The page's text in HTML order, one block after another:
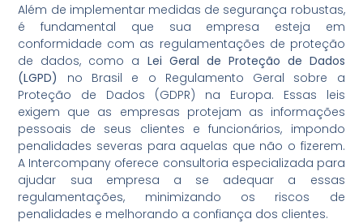
Além de implementar medidas de segurança robustas,
é fundamental que sua empresa esteja em
conformidade com as regulamentações de proteção
de dados, como a Lei Geral de Proteção de Dados
(LGPD)
no Brasil e o Regulamento Geral sobre a
Proteção de Dados (GDPR) na Europa. Essas leis
exigem que as empresas protejam as informações
pessoais de seus clientes e funcionários, impondo
penalidades severas para aquelas que não o fizerem.
A Intercompany oferece consultoria especializada para
ajudar sua empresa a se adequar a essas
regulamentações, minimizando os riscos de
penalidades e melhorando a confiança dos clientes.